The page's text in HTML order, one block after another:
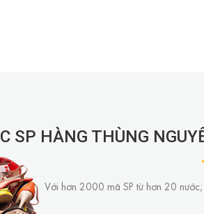
SP HÀNG THÙNG
Với hơn 2000 mã SP từ hơn 20